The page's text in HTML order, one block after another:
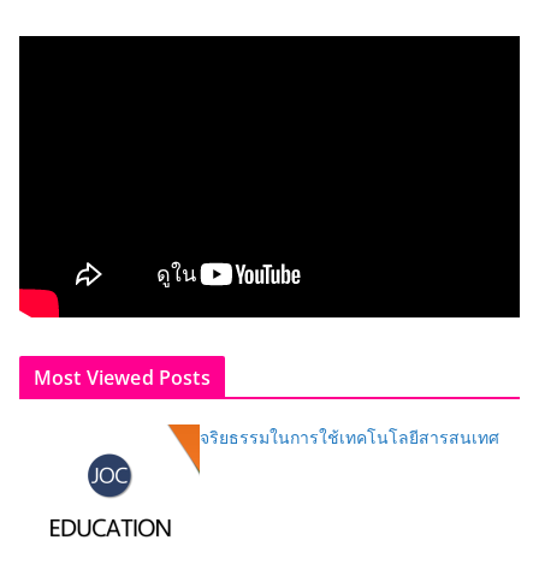
Most Viewed Posts
จริยธรรมในการใช้เทคโนโลยีสารสนเทศ